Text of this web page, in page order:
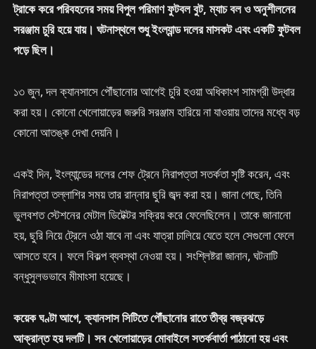
ট্রাকে করে পরিবহনের সময় বিপুল পরিমাণ ফুটবল বুট, ম্যাচ বল ও অনুশীলনের
সরঞ্জাম চুরি হয়ে যায়। ঘটনাস্থলে শুধু ইংল্যান্ড দলের মাসকট এবং একটি ফুটবল
পড়ে ছিল।
১৩ জুন, দল ক্যানসাসে পৌঁছানোর আগেই চুরি হওয়া অধিকাংশ সামগ্রী উদ্ধার
করা হয়। কোনো খেলোয়াড়ের জরুরি সরঞ্জাম হারিয়ে না যাওয়ায় তাদের মধ্যে বড়
কোনো আতঙ্ক দেখা দেয়নি।
একই দিন, ইংল্যান্ডের দলের শেফ ট্রেনে নিরাপত্তা সতর্কতা সৃষ্টি করেন, এবং
নিরাপত্তা তল্লাশির সময় তার রান্নার ছুরি জব্দ করা হয়। জানা গেছে, তিনি
ভুলবশত স্টেশনের মেটাল ডিটেক্টর সক্রিয় করে ফেলেছিলেন। তাকে জানানো
হয়, ছুরি নিয়ে ট্রেনে ওঠা যাবে না এবং যাত্রা চালিয়ে যেতে হলে সেগুলো ফেলে
আসতে হবে। ফলে বিকল্প ব্যবস্থা নেওয়া হয়। সংশ্লিষ্টরা জানান, ঘটনাটি
বন্ধুসুলভভাবে মীমাংসা হয়েছে।
কয়েক ঘণ্টা আগে, ক্যানসাস সিটিতে পৌঁছানোর রাতে তীব্র বজ্রঝড়ে
আক্রান্ত হয় দলটি। সব খেলোয়াড়ের মোবাইলে সতর্কবার্তা পাঠানো হয় এবং